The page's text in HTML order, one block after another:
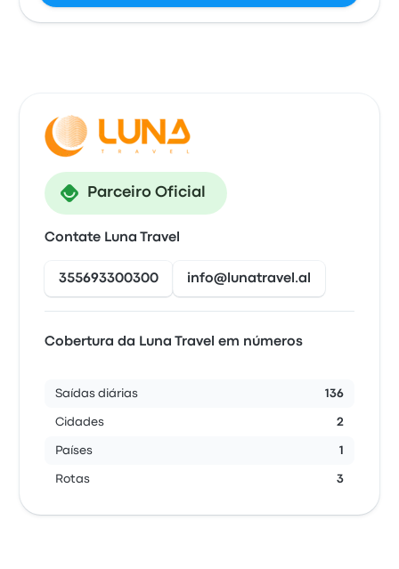
Parceiro Oficial
Contate Luna Travel
355693300300 info@lunatravel.al
Cobertura da Luna Travel em números
Saídas diárias 136
Cidades 2
Países 1
Rotas 3